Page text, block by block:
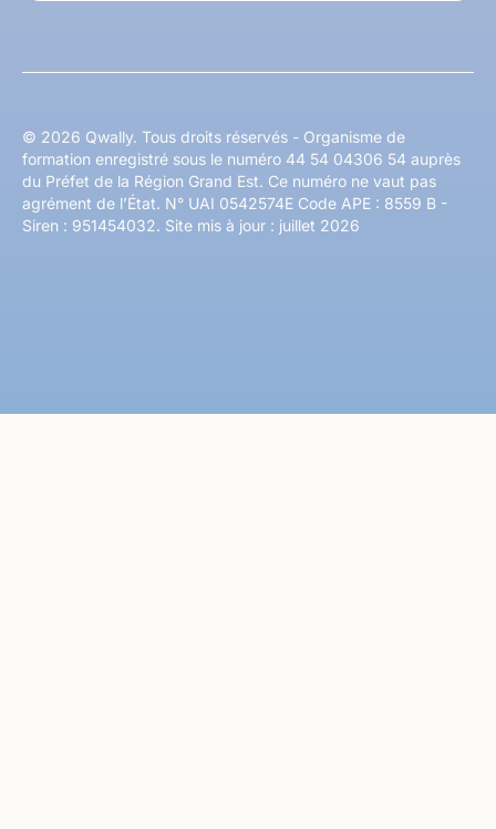
© 2026 Qwally. Tous droits réservés - Organisme de
formation enregistré sous le numéro 44 54 04306 54 auprès
du Préfet de la Région Grand Est. Ce numéro ne vaut pas
agrément de l’État. N° UAI 0542574E Code APE : 8559 B -
Siren : 951454032. Site mis à jour : juillet 2026